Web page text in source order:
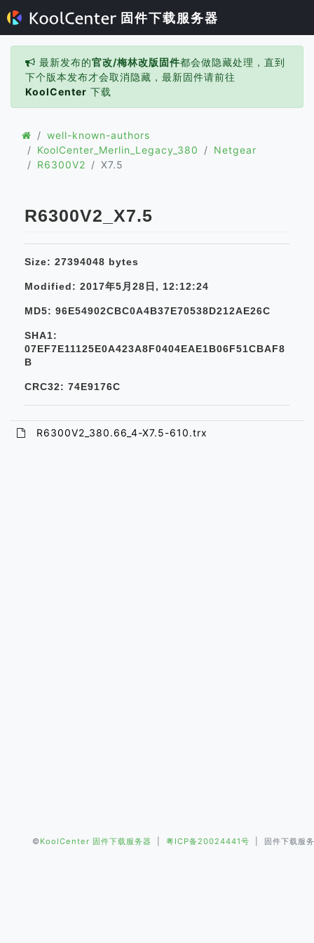
固件下载服务器
最新发布的官改/梅林改版固件都会做隐藏处理，直到
下个版本发布才会取消隐藏，最新固件请前往
KoolCenter 下载
well-known-authors
KoolCenter_Merlin_Legacy_380
Netgear
R6300V2
X7.5
R6300V2_X7.5
Size: 27394048 bytes
Modified: 2017年5月28日, 12:12:24
MD5: 96E54902CBC0A4B37E70538D212AE26C
SHA1:
07EF7E11125E0A423A8F0404EAE1B06F51CBAF8
B
CRC32: 74E9176C
R6300V2_380.66_4-X7.5-610.trx
©KoolCenter 固件下载服务器 粤ICP备20024441号 | 固件下载服